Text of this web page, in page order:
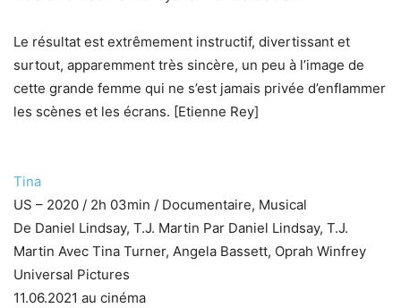
Le résultat est extrêmement instructif, divertissant et
surtout, apparemment très sincère, un peu à l’image de
cette grande femme qui ne s’est jamais privée d’enflammer
les scènes et les écrans. [Etienne Rey]
Tina
US – 2020 / 2h 03min / Documentaire, Musical
De Daniel Lindsay, T.J. Martin Par Daniel Lindsay, T.J.
Martin Avec Tina Turner, Angela Bassett, Oprah Winfrey
Universal Pictures
11.06.2021 au cinéma